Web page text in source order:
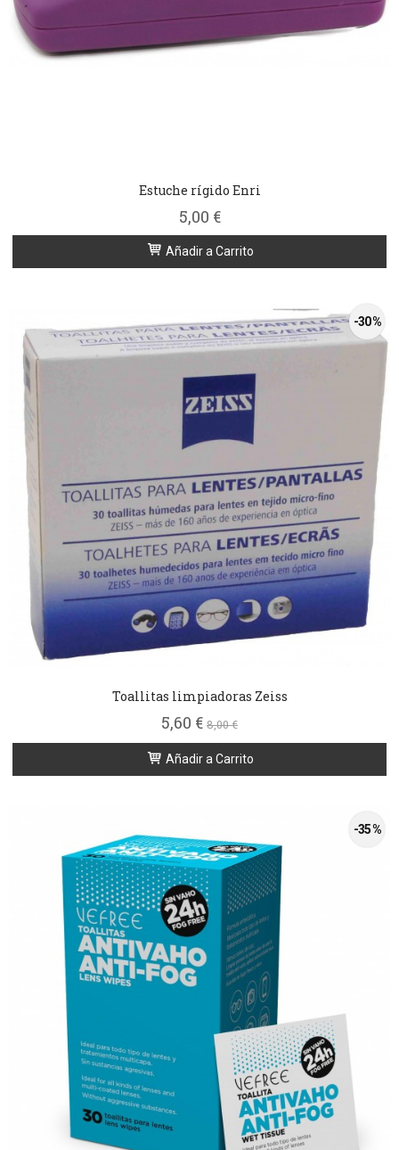
Estuche rígido Enri
5,00 €
Añadir a Carrito
-30 %
Toallitas limpiadoras Zeiss
5,60 € 8,00 €
Añadir a Carrito
-35 %